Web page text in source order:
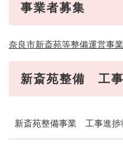
事業者募集
奈良市新斎苑等整備運営事
新斎苑整備 工
新斎苑整備事業 工事進捗